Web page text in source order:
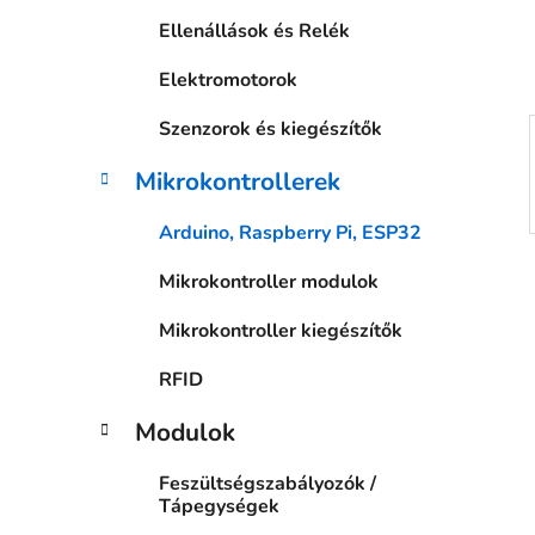
Ellenállások és Relék
Elektromotorok
Szenzorok és kiegészítők
Mikrokontrollerek
Arduino, Raspberry Pi, ESP32
Mikrokontroller modulok
Mikrokontroller kiegészítők
RFID
Modulok
Feszültségszabályozók /
Tápegységek